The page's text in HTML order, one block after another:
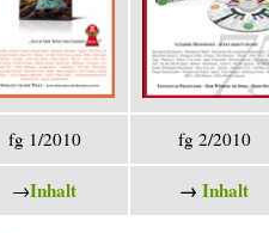
fg 1/2010 fg 2/2010
→Inhalt → Inhalt